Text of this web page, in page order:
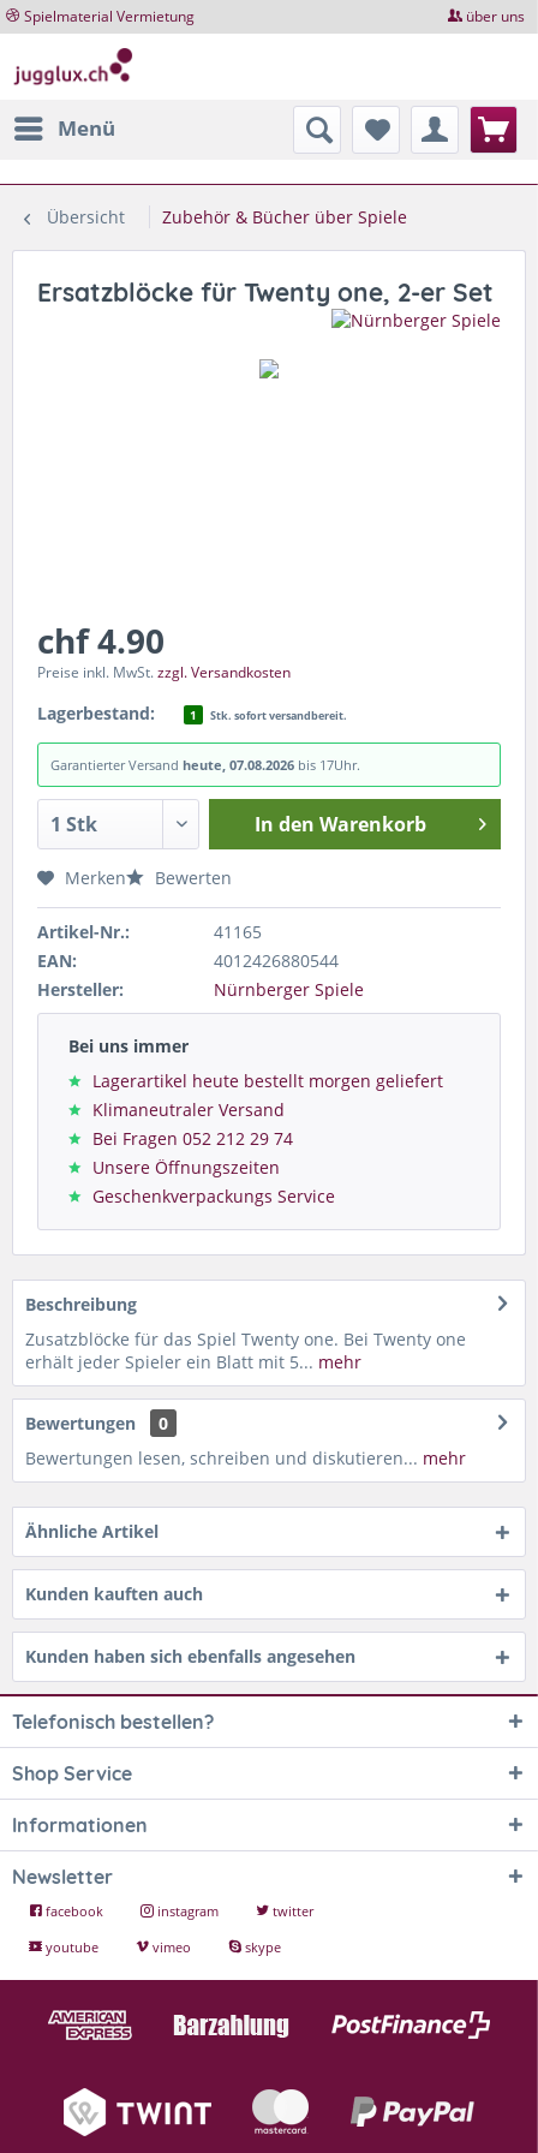
Spielmaterial Vermietung über uns
Menü
Übersicht Zubehör & Bücher über Spiele
Ersatzblöcke für Twenty one, 2-er Set
chf 4.90
Preise inkl. MwSt.zzgl. Versandkosten
Lagerbestand: 1 Stk. sofort versandbereit.
Garantierter Versand heute, 07.08.2026 bis 17Uhr.
In den Warenkorb
Merken Bewerten
Artikel-Nr.:
41165
EAN:
4012426880544
Hersteller:
Nürnberger Spiele
Bei uns immer
Lagerartikel heute bestellt morgen geliefert
Klimaneutraler Versand
Bei Fragen 052 212 29 74
Unsere Öffnungszeiten
Geschenkverpackungs Service
Beschreibung
Zusatzblöcke für das Spiel Twenty one. Bei Twenty one
erhält jeder Spieler ein Blatt mit 5... mehr
Bewertungen
0
Bewertungen lesen, schreiben und diskutieren... mehr
Ähnliche Artikel
Kunden kauften auch
Kunden haben sich ebenfalls angesehen
Telefonisch bestellen?
Shop Service
Informationen
Newsletter
facebook instagram
twitter
youtube
vimeo skype